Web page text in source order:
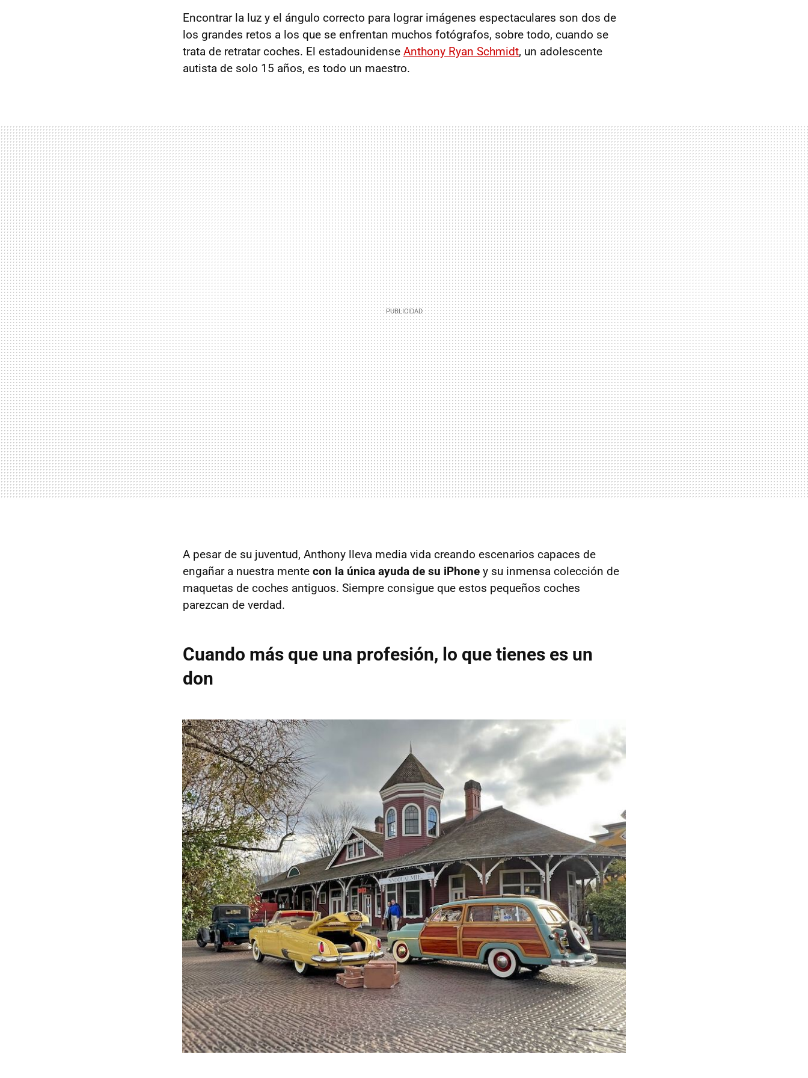
Encontrar la luz y el ángulo correcto para lograr imágenes espectaculares son dos de
los grandes retos a los que se enfrentan muchos fotógrafos, sobre todo, cuando se
trata de retratar coches. El estadounidense Anthony Ryan Schmidt, un adolescente
autista de solo 15 años, es todo un maestro.
A pesar de su juventud, Anthony lleva media vida creando escenarios capaces de
engañar a nuestra mente con la única ayuda de su iPhone y su inmensa colección de
maquetas de coches antiguos. Siempre consigue que estos pequeños coches
parezcan de verdad.
Cuando más que una profesión, lo que tienes es un
don